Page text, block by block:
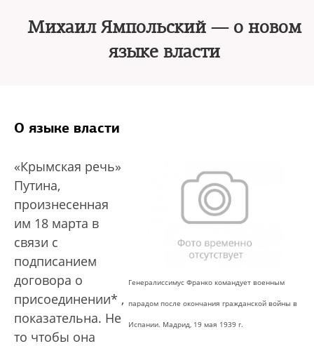
Михаил Ямпольский — о новом
языке власти
О языке власти
Генералиссимус Франко командует военным
парадом после окончания гражданской войны в
Испании. Мадрид, 19 мая 1939 г.
«Крымская речь»
Путина,
произнесенная
им 18 марта в
связи с
подписанием
договора о
присоединении* ,
показательна. Не
то чтобы она